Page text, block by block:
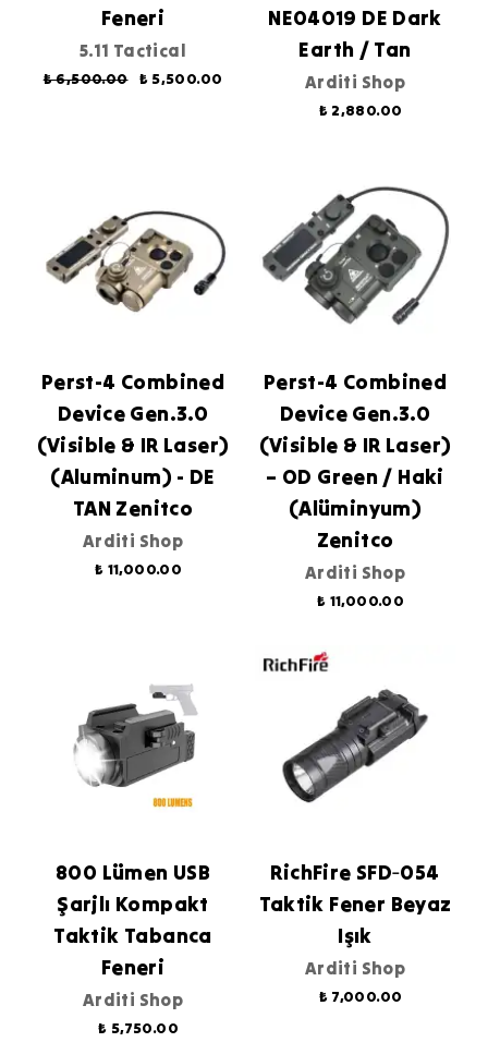
Feneri
5.11 Tactical
₺ 6,500.00 ₺ 5,500.00
NE04019 DE Dark
Earth / Tan
Arditi Shop
₺ 2,880.00
Perst-4 Combined
Device Gen.3.0
(Visible & IR Laser)
(Aluminum) - DE
TAN Zenitco
Arditi Shop
₺ 11,000.00
Perst-4 Combined
Device Gen.3.0
(Visible & IR Laser)
– OD Green / Haki
(Alüminyum)
Zenitco
Arditi Shop
₺ 11,000.00
800 Lümen USB
Şarjlı Kompakt
Taktik Tabanca
Feneri
Arditi Shop
₺ 5,750.00
RichFire SFD‑054
Taktik Fener Beyaz
Işık
Arditi Shop
₺ 7,000.00